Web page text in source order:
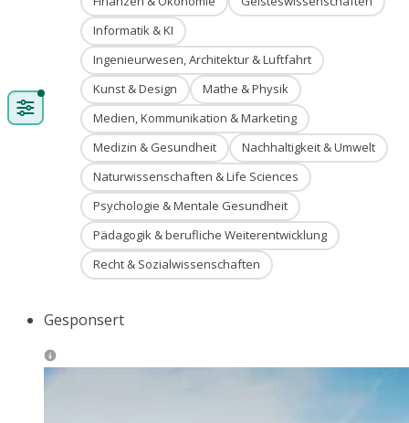
Informatik & KI
Ingenieurwesen, Architektur & Luftfahrt
Kunst & Design
Mathe & Physik
Medien, Kommunikation & Marketing
Medizin & Gesundheit
Nachhaltigkeit & Umwelt
Naturwissenschaften & Life Sciences
Psychologie & Mentale Gesundheit
Pädagogik & berufliche Weiterentwicklung
Recht & Sozialwissenschaften
Gesponsert